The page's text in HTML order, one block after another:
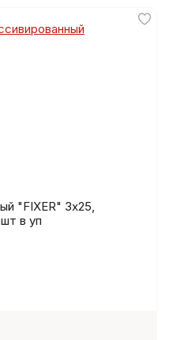
"FIXER" 3х25,
в уп